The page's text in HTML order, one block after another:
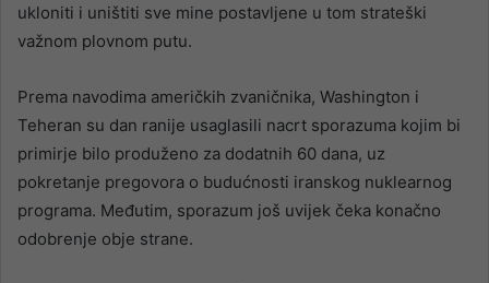
ukloniti i uništiti sve mine postavljene u tom strateški
važnom plovnom putu.
Prema navodima američkih zvaničnika, Washington i
Teheran su dan ranije usaglasili nacrt sporazuma kojim bi
primirje bilo produženo za dodatnih 60 dana, uz
pokretanje pregovora o budućnosti iranskog nuklearnog
programa. Međutim, sporazum još uvijek čeka konačno
odobrenje obje strane.